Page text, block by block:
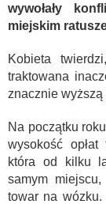
wywołały
miejskim
Kobieta
traktowana
znacznie
Na początku
wysokość
która od kilku
samym
towar na wózku.